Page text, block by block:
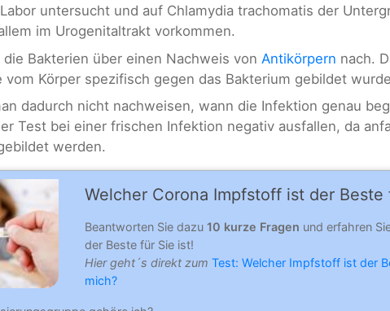
untersucht und auf Chlamydia trachomatis der
im Urogenitaltrakt vorkommen.
Bakterien über einen Nachweis von Antikörpern nach.
Körper spezifisch gegen das Bakterium gebildet
dadurch nicht nachweisen, wann die Infektion genau
Test bei einer frischen Infektion negativ ausfallen, da
werden.
Welcher Corona Impfstoff ist der Beste
Beantworten Sie dazu 10 kurze Fragen und erfahren
der Beste für Sie ist!
Hier geht´s direkt zum Test: Welcher Impfstoff ist der
mich?